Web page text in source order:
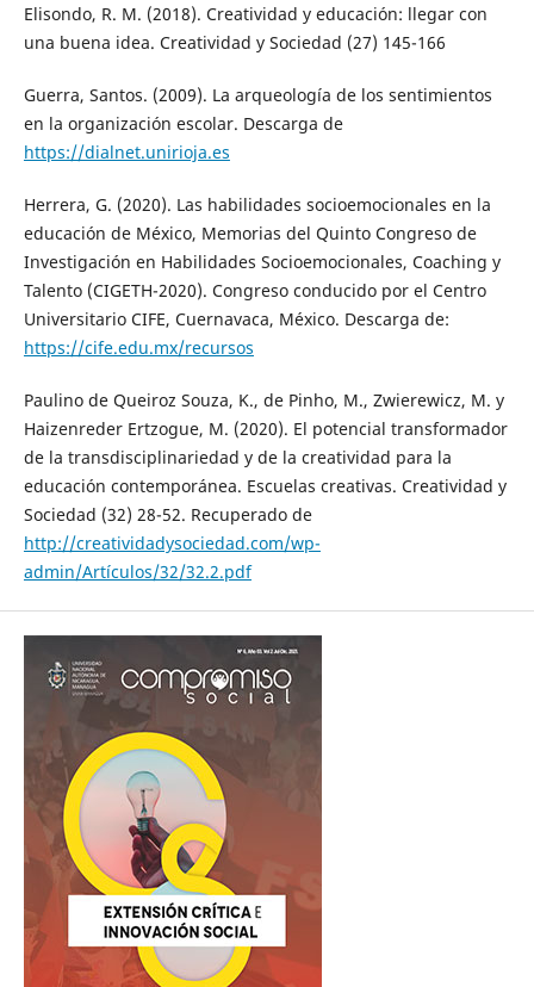
Elisondo, R. M. (2018). Creatividad y educación: llegar con
una buena idea. Creatividad y Sociedad (27) 145-166
Guerra, Santos. (2009). La arqueología de los sentimientos
en la organización escolar. Descarga de
https://dialnet.unirioja.es
Herrera, G. (2020). Las habilidades socioemocionales en la
educación de México, Memorias del Quinto Congreso de
Investigación en Habilidades Socioemocionales, Coaching y
Talento (CIGETH-2020). Congreso conducido por el Centro
Universitario CIFE, Cuernavaca, México. Descarga de:
https://cife.edu.mx/recursos
Paulino de Queiroz Souza, K., de Pinho, M., Zwierewicz, M. y
Haizenreder Ertzogue, M. (2020). El potencial transformador
de la transdisciplinariedad y de la creatividad para la
educación contemporánea. Escuelas creativas. Creatividad y
Sociedad (32) 28-52. Recuperado de
http://creatividadysociedad.com/wp-
admin/Artículos/32/32.2.pdf